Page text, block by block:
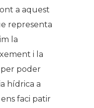
a aquest
representa
la
i la
poder
hídrica a
faci patir